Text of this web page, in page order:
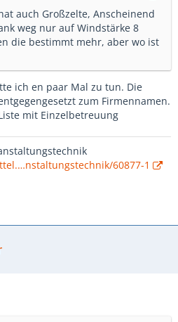
auch Großzelte, Anscheinend
weg nur auf Windstärke 8
die bestimmt mehr, aber wo ist
ich en paar Mal zu tun. Die
zum Firmennamen.
mit Einzelbetreuung
60877-1